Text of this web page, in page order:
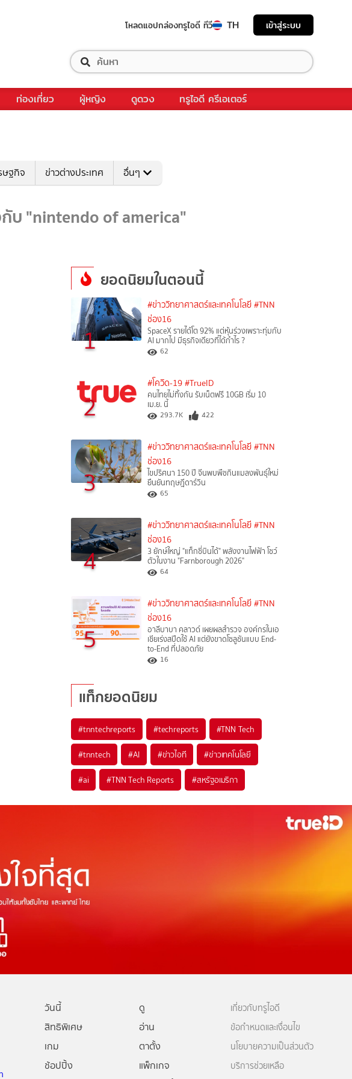
โหลดแอปกล่องทรูไอดี ทีวี TH เข้าสู่ระบบ
ท่องเที่ยว ผู้หญิง ดูดวง ทรูไอดี ครีเอเตอร์
ษฐกิจ ข่าวต่างประเทศ อื่นๆ
บ "nintendo of america"
ยอดนิยมในตอนนี้
1
#ข่าววิทยาศาสตร์และเทคโนโลยี #TNN
ช่อง16
SpaceX รายได้โต 92% แต่หุ้นร่วงเพราะทุ่มกับ
AI มากไป มีธุรกิจเดียวที่ได้กำไร ?
62
2
#โควิด-19 #TrueID
คนไทยไม่ทิ้งกัน รับเน็ตฟรี 10GB เริ่ม 10
เม.ย. นี้
293.7K 422
3
#ข่าววิทยาศาสตร์และเทคโนโลยี #TNN
ช่อง16
ไขปริศนา 150 ปี จีนพบพืชกินแมลงพันธุ์ใหม่
ยืนยันทฤษฎีดาร์วิน
65
4
#ข่าววิทยาศาสตร์และเทคโนโลยี #TNN
ช่อง16
3 ยักษ์ใหญ่ "แท็กซี่บินได้" พลังงานไฟฟ้า โชว์
ตัวในงาน "Farnborough 2026"
64
5
#ข่าววิทยาศาสตร์และเทคโนโลยี #TNN
ช่อง16
อาลีบาบา คลาวด์ เผยผลสำรวจ องค์กรในเอ
เชียเร่งสปีดใช้ AI แต่ยังขาดโซลูชันแบบ End-
to-End ที่ปลอดภัย
16
แท็กยอดนิยม
#tnntechreports #techreports #TNN Tech
#tnntech #AI #ข่าวไอที #ข่าวเทคโนโลยี
#ai #TNN Tech Reports #สหรัฐอเมริกา
วันนี้
ดู
สิทธิพิเศษ
อ่าน
เกม
ตาตั้ง
ช้อปปิ้ง
แพ็กเกจ
เกี่ยวกับทรูไอดี
ข้อกำหนดและเงื่อนไข
นโยบายความเป็นส่วนตัว
บริการช่วยเหลือ